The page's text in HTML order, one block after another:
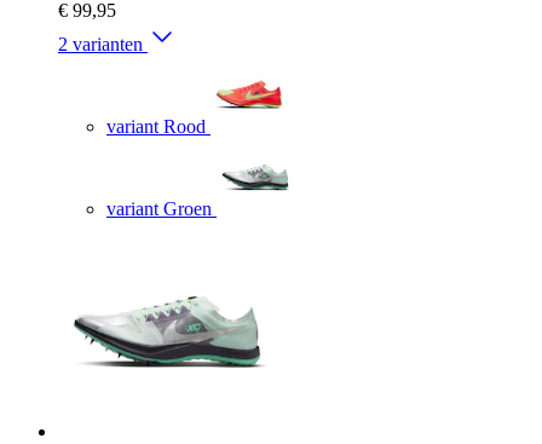
€ 99,95
2 varianten
variant Rood
variant Groen